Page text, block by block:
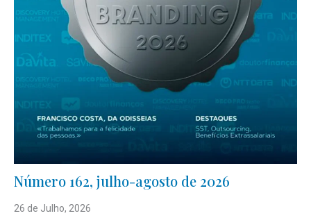
Número 162, julho-agosto de 2026
26 de Julho, 2026